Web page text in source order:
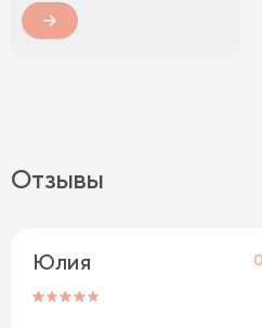
Отзывы
Юлия